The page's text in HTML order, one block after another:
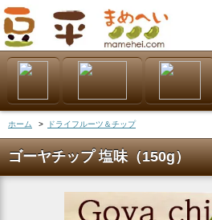
ホーム > ドライフルーツ＆チップ
ゴーヤチップ 塩味（150g）